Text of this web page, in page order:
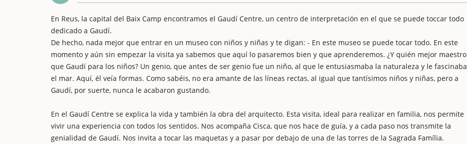
En Reus, la capital del Baix Camp encontramos el Gaudí Centre, un centro de interpretación en el que se puede toccar todo
dedicado a Gaudí.
De hecho, nada mejor que entrar en un museo con niños y niñas y te digan: - En este museo se puede tocar todo. En este
momento y aún sin empezar la visita ya sabemos que aquí lo pasaremos bien y que aprenderemos. ¿Y quién mejor maestro
que Gaudí para los niños? Un genio, que antes de ser genio fue un niño, al que le entusiasmaba la naturaleza y le fascinaba
el mar. Aquí, él veía formas. Como sabéis, no era amante de las líneas rectas, al igual que tantísimos niños y niñas, pero a
Gaudí, por suerte, nunca le acabaron gustando.
En el Gaudí Centre se explica la vida y también la obra del arquitecto. Esta visita, ideal para realizar en familia, nos permite
vivir una experiencia con todos los sentidos. Nos acompaña Cisca, que nos hace de guía, y a cada paso nos transmite la
genialidad de Gaudí. Nos invita a tocar las maquetas y a pasar por debajo de una de las torres de la Sagrada Família.